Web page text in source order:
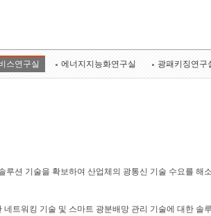
스연구실 에너지지능화연구실 광패키징연구
루션 기술을 확보하여 산업체의 광통신 기술 수요를 해
네트워킹 기술 및 스마트 광분배망 관리 기술에 대한 솔